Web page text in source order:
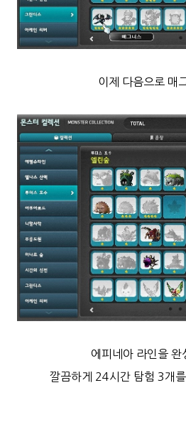
이제 다음으로 매
에피네아 라인을 완
깔끔하게 24시간 탐험 3개